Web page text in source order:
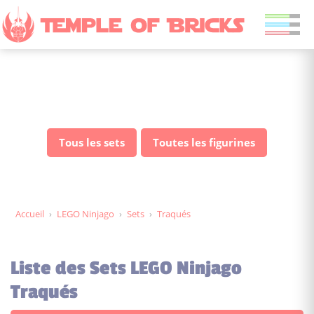
Tous les sets Toutes les figurines
Accueil › LEGO Ninjago › Sets › Traqués
Liste des Sets LEGO Ninjago
Traqués